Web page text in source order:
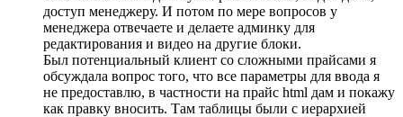
доступ менеджеру. И потом по мере вопросов у
менеджера отвечаете и делаете админку для
редактирования и видео на другие блоки.
Был потенциальный клиент со сложными прайсами я
обсуждала вопрос того, что все параметры для ввода я
не предоставлю, в частности на прайс html дам и покажу
как правку вносить. Там таблицы были с иерархией